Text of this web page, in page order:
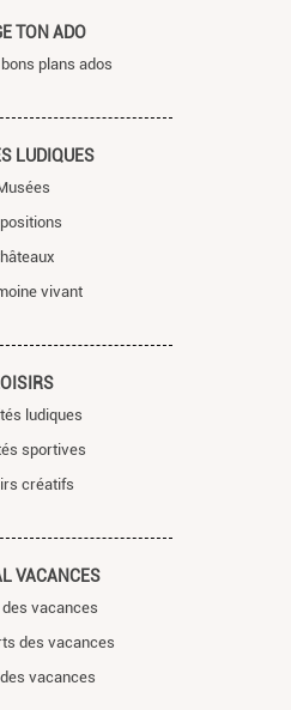
TON ADO
plans ados
LUDIQUES
vivant
ludiques
sportives
créatifs
VACANCES
vacances
des vacances
vacances